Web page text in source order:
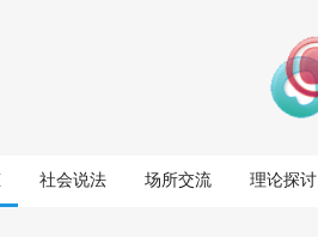
社会说法 场所交流 理论探讨